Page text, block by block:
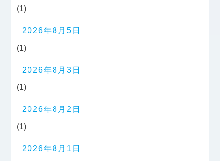
(1)
2026年8月5日
(1)
2026年8月3日
(1)
2026年8月2日
(1)
2026年8月1日